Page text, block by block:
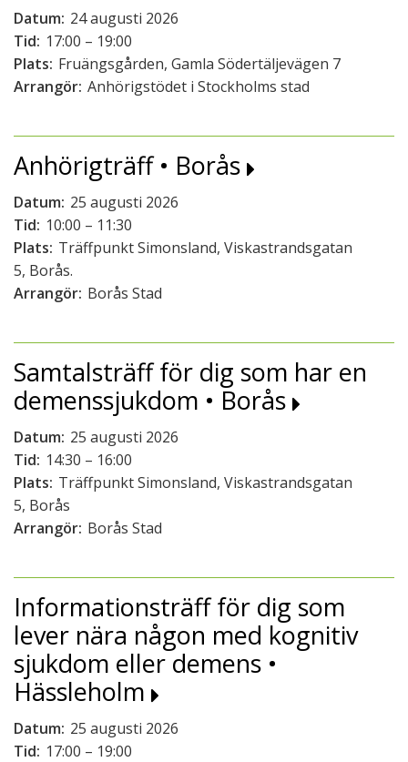
Datum: 24 augusti 2026
Tid: 17:00 – 19:00
Plats: Fruängsgården, Gamla Södertäljevägen 7
Arrangör: Anhörigstödet i Stockholms stad
Anhörigträff • Borås
Datum: 25 augusti 2026
Tid: 10:00 – 11:30
Plats: Träffpunkt Simonsland, Viskastrandsgatan
5, Borås.
Arrangör: Borås Stad
Samtalsträff för dig som har en
demenssjukdom • Borås
Datum: 25 augusti 2026
Tid: 14:30 – 16:00
Plats: Träffpunkt Simonsland, Viskastrandsgatan
5, Borås
Arrangör: Borås Stad
Informationsträff för dig som
lever nära någon med kognitiv
sjukdom eller demens •
Hässleholm
Datum: 25 augusti 2026
Tid: 17:00 – 19:00